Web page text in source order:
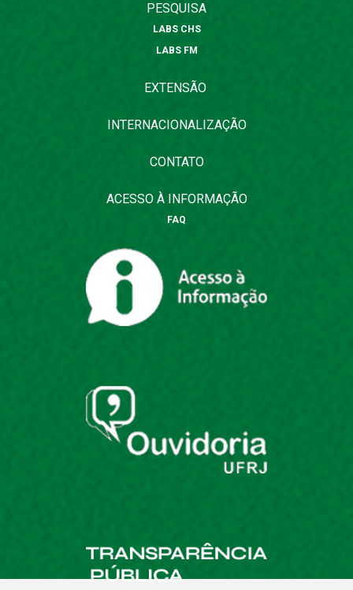
PESQUISA
LABS CHS
LABS FM
EXTENSÃO
INTERNACIONALIZAÇÃO
CONTATO
ACESSO À INFORMAÇÃO
FAQ